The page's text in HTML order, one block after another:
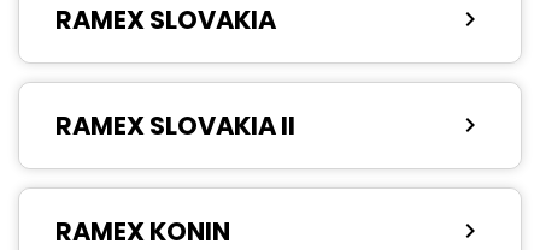
RAMEX SLOVAKIA chevron_right
RAMEX SLOVAKIA II chevron_right
RAMEX KONIN chevron_right